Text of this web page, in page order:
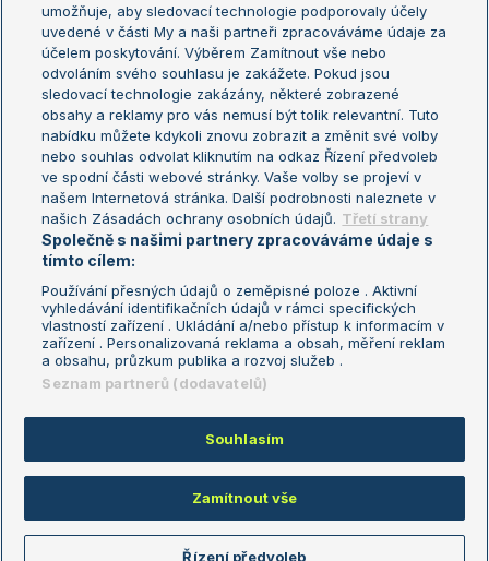
Sázkařský žebříček
Wimbledon
US Open
Turnaj mistrů
Turnaj mistryň
Aktualní trendy
Fotbalové přestupy
Livesport Daily
LS Prague Open
Podmínky užití
Nastavení soukromí
GDPR a žurnalistika
Reklama
Kontakt
Informace o zpracování osobních
údajů
Copyright © 2008-2026 TenisPortal.cz. Využíváme zpravodajství ČTK.
umožňuje, aby sledovací technologie podporovaly účely
uvedené v části My a naši partneři zpracováváme údaje za
účelem poskytování. Výběrem Zamítnout vše nebo
odvoláním svého souhlasu je zakážete. Pokud jsou
sledovací technologie zakázány, některé zobrazené
obsahy a reklamy pro vás nemusí být tolik relevantní. Tuto
nabídku můžete kdykoli znovu zobrazit a změnit své volby
nebo souhlas odvolat kliknutím na odkaz Řízení předvoleb
ve spodní části webové stránky. Vaše volby se projeví v
našem Internetová stránka. Další podrobnosti naleznete v
našich Zásadách ochrany osobních údajů. Třetí strany
Společně s našimi partnery zpracováváme údaje s
tímto cílem:
Používání přesných údajů o zeměpisné poloze . Aktivní
vyhledávání identifikačních údajů v rámci specifických
vlastností zařízení . Ukládání a/nebo přístup k informacím v
zařízení . Personalizovaná reklama a obsah, měření reklam
a obsahu, průzkum publika a rozvoj služeb .
Seznam partnerů (dodavatelů)
Souhlasím
Zamítnout vše
Řízení předvoleb